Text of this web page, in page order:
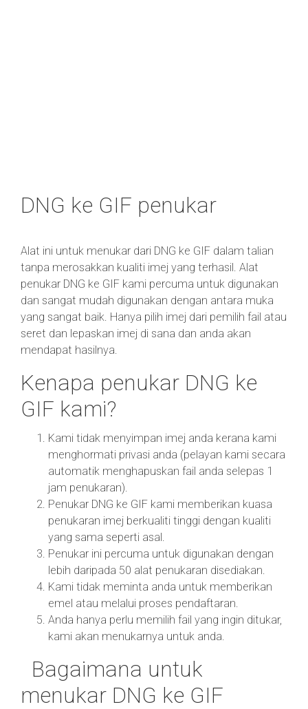
DNG ke GIF penukar
Alat ini untuk menukar dari DNG ke GIF dalam talian
tanpa merosakkan kualiti imej yang terhasil. Alat
penukar DNG ke GIF kami percuma untuk digunakan
dan sangat mudah digunakan dengan antara muka
yang sangat baik. Hanya pilih imej dari pemilih fail atau
seret dan lepaskan imej di sana dan anda akan
mendapat hasilnya.
Kenapa penukar DNG ke
GIF kami?
Kami tidak menyimpan imej anda kerana kami
menghormati privasi anda (pelayan kami secara
automatik menghapuskan fail anda selepas 1
jam penukaran).
Penukar DNG ke GIF kami memberikan kuasa
penukaran imej berkualiti tinggi dengan kualiti
yang sama seperti asal.
Penukar ini percuma untuk digunakan dengan
lebih daripada 50 alat penukaran disediakan.
Kami tidak meminta anda untuk memberikan
emel atau melalui proses pendaftaran.
Anda hanya perlu memilih fail yang ingin ditukar,
kami akan menukarnya untuk anda.
Bagaimana untuk
menukar DNG ke GIF